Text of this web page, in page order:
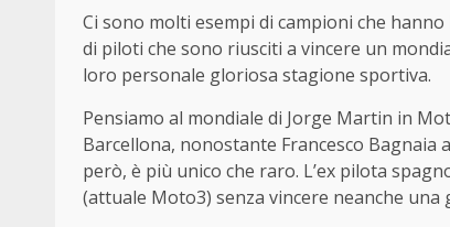
Ci sono molti esempi di campioni che
di piloti che sono riusciti a vincere un
loro personale gloriosa stagione sportiva.
Pensiamo al mondiale di Jorge Martin in
Barcellona, nonostante Francesco Bagnaia
però, è più unico che raro. L’ex pilota
(attuale Moto3) senza vincere neanche una